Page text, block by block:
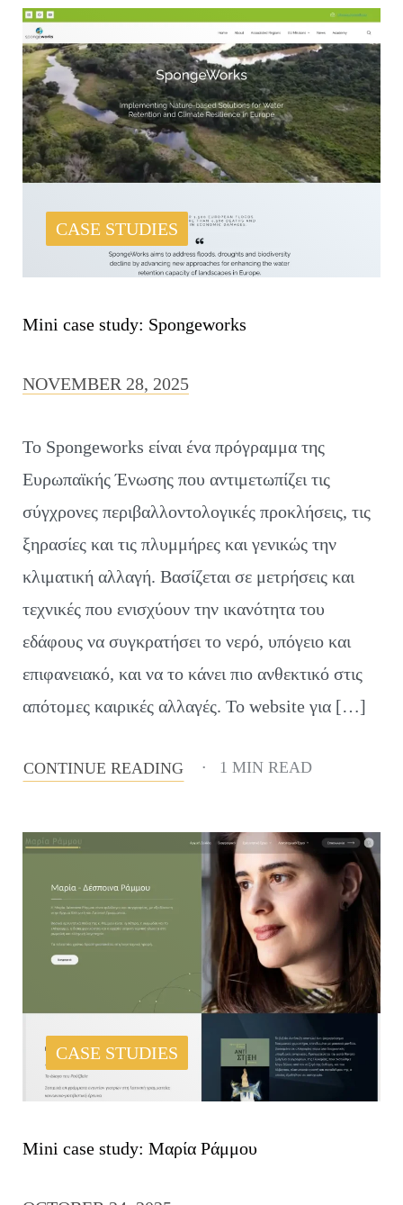
CASE STUDIES
Mini case study: Spongeworks
NOVEMBER 28, 2025
Το Spongeworks είναι ένα πρόγραμμα της
Ευρωπαϊκής Ένωσης που αντιμετωπίζει τις
σύγχρονες περιβαλλοντολογικές προκλήσεις, τις
ξηρασίες και τις πλυμμήρες και γενικώς την
κλιματική αλλαγή. Βασίζεται σε μετρήσεις και
τεχνικές που ενισχύουν την ικανότητα του
εδάφους να συγκρατήσει το νερό, υπόγειο και
επιφανειακό, και να το κάνει πιο ανθεκτικό στις
απότομες καιρικές αλλαγές. Το website για […]
CONTINUE READING 1 MIN READ
CASE STUDIES
Mini case study: Μαρία Ράμμου